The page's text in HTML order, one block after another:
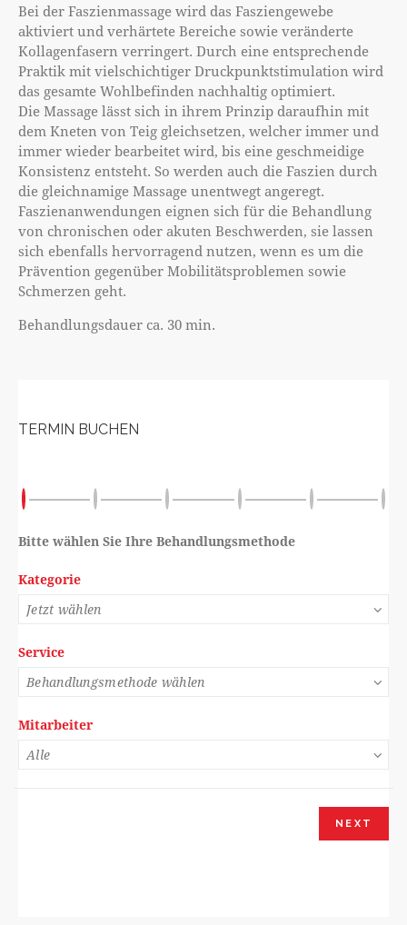
Bei der Faszienmassage wird das Fasziengewebe
aktiviert und verhärtete Bereiche sowie veränderte
Kollagenfasern verringert. Durch eine entsprechende
Praktik mit vielschichtiger Druckpunktstimulation wird
das gesamte Wohlbefinden nachhaltig optimiert.
Die Massage lässt sich in ihrem Prinzip daraufhin mit
dem Kneten von Teig gleichsetzen, welcher immer und
immer wieder bearbeitet wird, bis eine geschmeidige
Konsistenz entsteht. So werden auch die Faszien durch
die gleichnamige Massage unentwegt angeregt.
Faszienanwendungen eignen sich für die Behandlung
von chronischen oder akuten Beschwerden, sie lassen
sich ebenfalls hervorragend nutzen, wenn es um die
Prävention gegenüber Mobilitätsproblemen sowie
Schmerzen geht.
Behandlungsdauer ca. 30 min.
TERMIN BUCHEN
Bitte wählen Sie Ihre Behandlungsmethode
Kategorie
Service
Mitarbeiter
NEXT